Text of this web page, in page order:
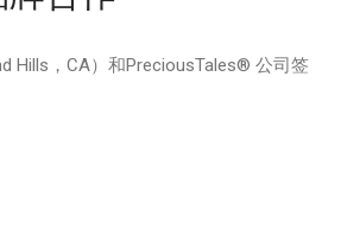
Ooze Blaster
Hills，CA）和PreciousTales® 公司签